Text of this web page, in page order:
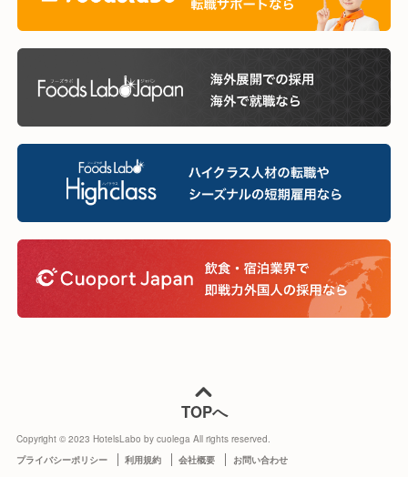
TOPへ
Copyright © 2023 HotelsLabo by cuolega All rights reserved.
プライバシーポリシー
利用規約 会社概要 お問い合わせ